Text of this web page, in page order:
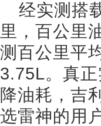
经实测搭
里，百公里
测百公里平
3.75L。真
降油耗，吉
选雷神的用